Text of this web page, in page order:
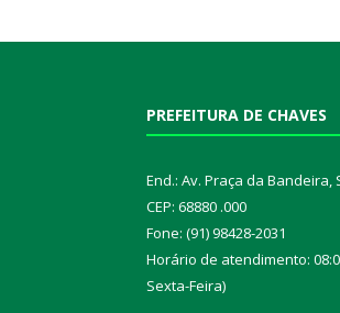
PREFEITURA DE CHAVES
End.: Av. Praça da Bandeira,
CEP: 68880 .000
Fone: (91) 98428-2031
Horário de atendimento:
Sexta-Feira)